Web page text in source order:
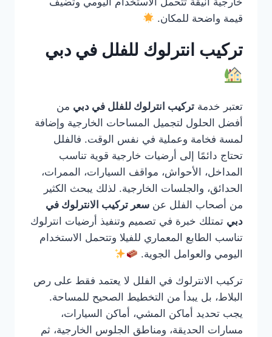
قيمة واضحة للمكان.
تركيب انترلوك للفلل في دبي
تعتبر خدمة تركيب انترلوك للفلل في دبي من
أفضل الحلول لتجميل المساحات الخارجية وإضافة
لمسة فخامة وعملية في نفس الوقت. فالفلل
تحتاج دائمًا إلى أرضيات خارجية قوية تناسب
المداخل، الأحواش، مواقف السيارات، الممرات،
الحدائق، والجلسات الخارجية. لذلك يبحث الكثير
من أصحاب الفلل عن سعر تركيب الانترلوك في
دبي تمتلك خبرة في تصميم وتنفيذ أرضيات انترلوك
تناسب الطابع المعماري للفيلا وتتحمل الاستخدام
اليومي والعوامل الجوية.
تركيب الانترلوك في الفلل لا يعتمد فقط على رص
البلاط، بل يبدأ من التخطيط الصحيح للمساحة.
يجب تحديد أماكن المشي، أماكن السيارات،
مسارات الحديقة، ومناطق الجلوس الخارجية، ثم